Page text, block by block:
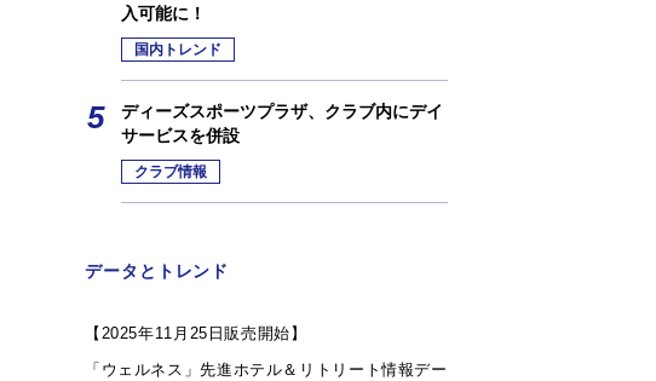
入可能に！
国内トレンド
ディーズスポーツプラザ、クラブ内にデイ
サービスを併設
クラブ情報
データとトレンド
【2025年11月25日販売開始】
「ウェルネス」先進ホテル＆リトリート情報デー